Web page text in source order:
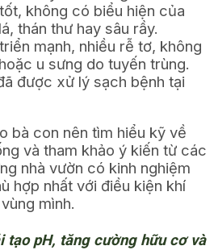
không có biểu hiện của
thán thư hay sâu rầy.
mạnh, nhiều rễ tơ, không
u sưng do tuyến trùng.
được xử lý sạch bệnh tại
bà con nên tìm hiểu kỹ về
và tham khảo ý kiến từ các
nhà vườn có kinh nghiệm
hợp nhất với điều kiện khí
mình.
tạo pH, tăng cường hữu cơ và